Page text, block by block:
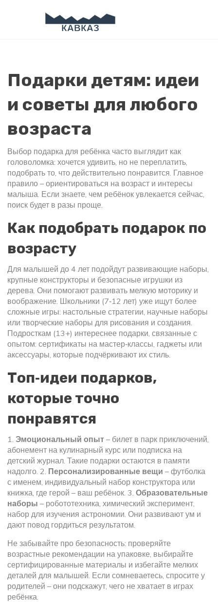
Подарки детям: идеи
и советы для любого
возраста
Выбор подарка для ребёнка часто выглядит как
головоломка: хочется удивить, но не переплатить,
подобрать то, что действительно понравится. Главное
правило – ориентироваться на возраст и интересы
малыша. Если знаете, чем ребёнок увлекается сейчас,
поиск будет в разы проще.
Как подобрать подарок по
возрасту
Для малышей до 4 лет подойдут развивающие наборы,
крупные конструкторы и безопасные игрушки из
дерева. Они помогают развивать мелкую моторику и
воображение. Школьники (7‑12 лет) уже ищут более
сложные игры: настольные стратегии, научные наборы
или творческие наборы для рисования и создания.
Подросткам (13+) интереснее подарки, связанные с
опытом: сертификаты на мастер‑классы, гаджеты или
аксессуары, которые подчёркивают их стиль.
Топ‑идеи подарков,
которые точно
понравятся
1. Эмоциональный опыт – билет в парк приключений,
абонемент на кулинарный курс или подписка на
детский журнал. Такие подарки остаются в памяти
надолго. 2. Персонализированные вещи – футболка
с именем, индивидуальный набор конструктора или
книжка, где герой – ваш ребёнок. 3. Образовательные
наборы – робототехника, химический эксперимент,
набор для изучения астрономии. Они развивают ум и
дают повод гордиться результатом.
Не забывайте про безопасность: проверяйте
возрастные рекомендации на упаковке, выбирайте
сертифицированные материалы и избегайте мелких
деталей для малышей. Если сомневаетесь, спросите у
родителей – они подскажут, чего не хватает в играх
ребёнка.